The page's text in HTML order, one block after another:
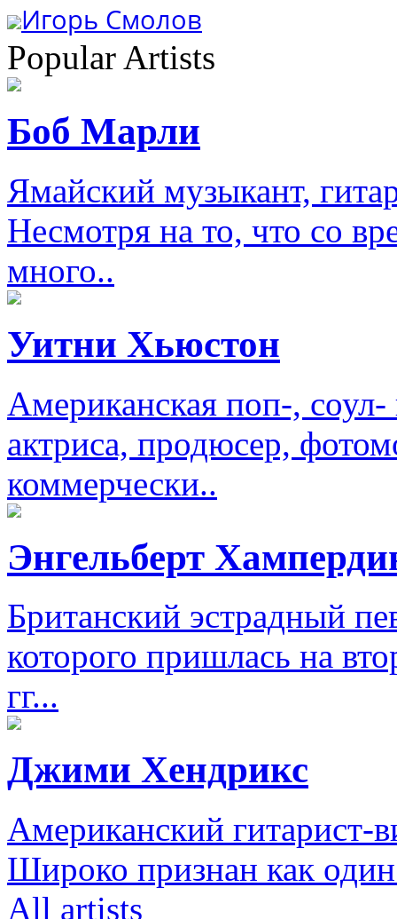
Игорь Смолов
Popular Artists
Боб Марли
Ямайский музыкант,
Несмотря на то, что со
много..
Уитни Хьюстон
Американская поп-,
актриса, продюсер,
коммерчески..
Энгельберт
Британский эстрадный
которого пришлась на
гг...
Джими Хендрикс
Американский гитарист-
Широко признан как
All artists